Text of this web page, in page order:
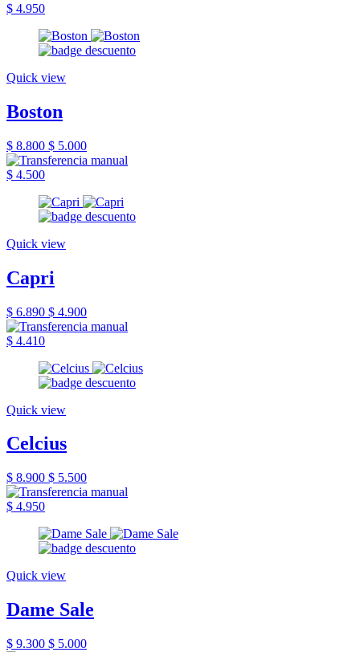
$ 4.950
Quick view
Boston
$ 8.800 $ 5.000
$ 4.500
Quick view
Capri
$ 6.890 $ 4.900
$ 4.410
Quick view
Celcius
$ 8.900 $ 5.500
$ 4.950
Quick view
Dame Sale
$ 9.300 $ 5.000